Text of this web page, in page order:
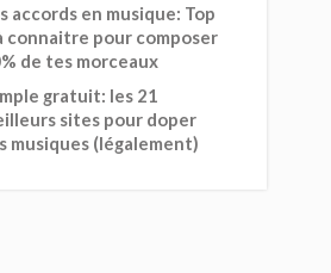
accords en musique: Top
connaitre pour composer
de tes morceaux
gratuit: les 21
sites pour doper
musiques (légalement)